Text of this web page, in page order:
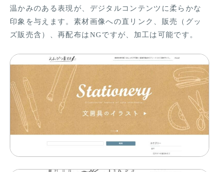
温かみのある表現が、デジタルコンテンツに柔らかな
印象を与えます。素材画像への直リンク、販売（グッ
ズ販売含）、再配布はNGですが、加工は可能です。